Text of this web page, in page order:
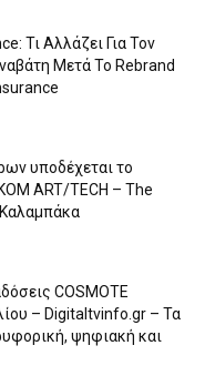
Τι Αλλάζει Για Τον
Μετά Το Rebrand
υποδέχεται το
ART/TECH – The
COSMOTE
– Digitaltvinfo.gr – Τα
ψηφιακή και